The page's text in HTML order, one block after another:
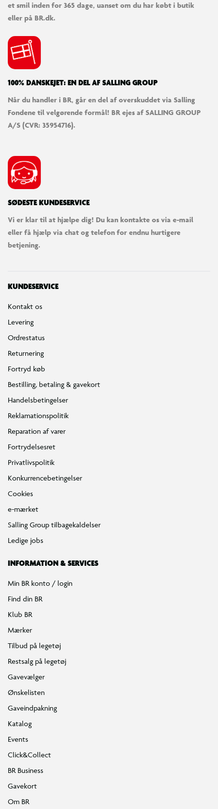
et smil inden for 365 dage, uanset om du har købt i butik
eller på BR.dk.
100% DANSKEJET: EN DEL AF SALLING GROUP
Når du handler i BR, går en del af overskuddet via Salling
Fondene til velgørende formål! BR ejes af SALLING GROUP
A/S (CVR: 35954716).
SØDESTE KUNDESERVICE
Vi er klar til at hjælpe dig! Du kan kontakte os via e-mail
eller få hjælp via chat og telefon for endnu hurtigere
betjening.
KUNDESERVICE
Kontakt os
Levering
Ordrestatus
Returnering
Fortryd køb
Bestilling, betaling & gavekort
Handelsbetingelser
Reklamationspolitik
Reparation af varer
Fortrydelsesret
Privatlivspolitik
Konkurrencebetingelser
Cookies
e-mærket
Salling Group tilbagekaldelser
Ledige jobs
INFORMATION & SERVICES
Min BR konto / login
Find din BR
Klub BR
Mærker
Tilbud på legetøj
Restsalg på legetøj
Gavevælger
Ønskelisten
Gaveindpakning
Katalog
Events
Click&Collect
BR Business
Gavekort
Om BR